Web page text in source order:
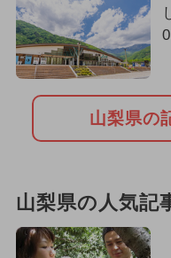
山梨県の
山梨県の人気記